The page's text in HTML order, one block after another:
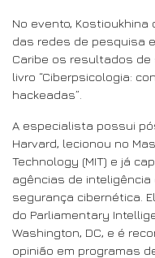
No evento,
das redes de pesquisa
Caribe os resultados
livro “Ciberpsicologia:
hackeadas”.
A especialista possui
Harvard, lecionou no
Technology (MIT) e já
agências de
segurança cibernética.
do Parliamentary
Washington, DC, e é
opinião em programas